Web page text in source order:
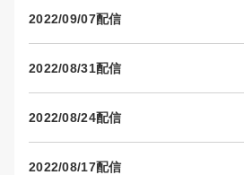
2022/09/07配信
2022/08/31配信
2022/08/24配信
2022/08/17配信